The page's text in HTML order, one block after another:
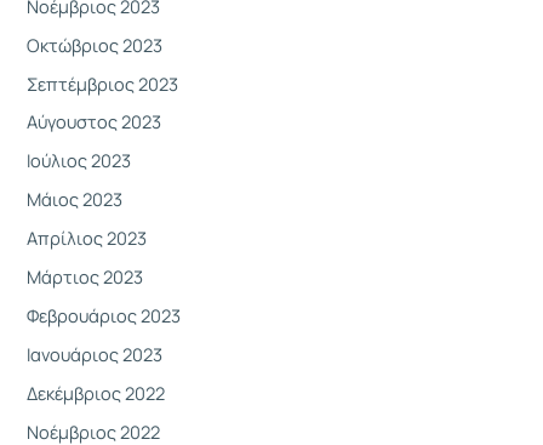
Νοέμβριος 2023
Οκτώβριος 2023
Σεπτέμβριος 2023
Αύγουστος 2023
Ιούλιος 2023
Μάιος 2023
Απρίλιος 2023
Μάρτιος 2023
Φεβρουάριος 2023
Ιανουάριος 2023
Δεκέμβριος 2022
Νοέμβριος 2022